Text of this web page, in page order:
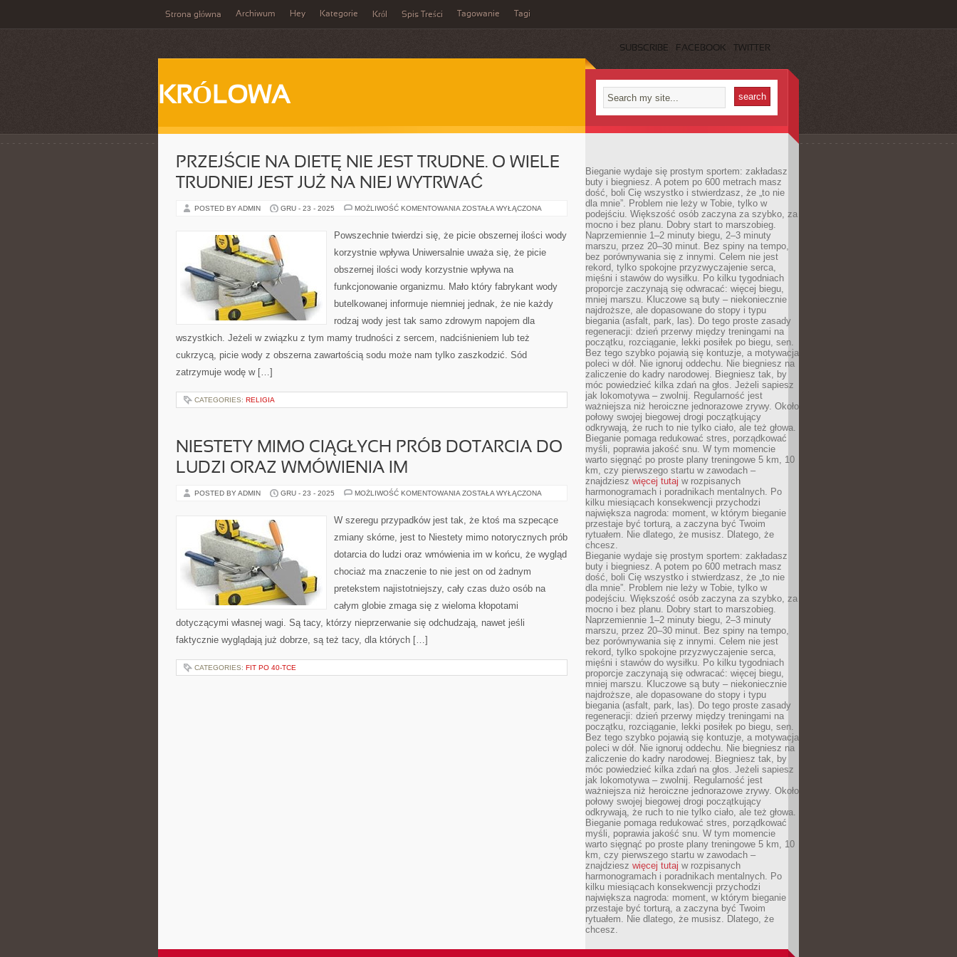
Strona główna Archiwum Hey Kategorie Król Spis Treści Tagowanie Tagi
SUBSCRIBE FACEBOOK TWITTER
KRÓLOWA
PRZEJŚCIE NA DIETĘ NIE JEST TRUDNE. O WIELE
TRUDNIEJ JEST JUŻ NA NIEJ WYTRWAĆ
POSTED BY ADMIN GRU - 23 - 2025 MOŻLIWOŚĆ KOMENTOWANIA PRZEJŚCIE
NIE
JEST
O
TRUDNIEJ
JUŻ
NIEJ
WYTRWAĆ
ZOSTAŁA WYŁĄCZONA
Powszechnie twierdzi się, że picie obszernej ilości wody
korzystnie wpływa Uniwersalnie uważa się, że picie
obszernej ilości wody korzystnie wpływa na
funkcjonowanie organizmu. Mało który fabrykant wody
butelkowanej informuje niemniej jednak, że nie każdy
rodzaj wody jest tak samo zdrowym napojem dla
wszystkich. Jeżeli w związku z tym mamy trudności z sercem, nadciśnieniem lub też
cukrzycą, picie wody z obszerna zawartością sodu może nam tylko zaszkodzić. Sód
zatrzymuje wodę w […]
CATEGORIES: RELIGIA
NIESTETY MIMO CIĄGŁYCH PRÓB DOTARCIA DO
LUDZI ORAZ WMÓWIENIA IM
POSTED BY ADMIN GRU - 23 - 2025 MOŻLIWOŚĆ KOMENTOWANIA NIESTETY
PRÓB
DOTARCIA
LUDZI
WMÓWIENIA
ZOSTAŁA WYŁĄCZONA
W szeregu przypadków jest tak, że ktoś ma szpecące
zmiany skórne, jest to Niestety mimo notorycznych prób
dotarcia do ludzi oraz wmówienia im w końcu, że wygląd
chociaż ma znaczenie to nie jest on od żadnym
pretekstem najistotniejszy, cały czas dużo osób na
całym globie zmaga się z wieloma kłopotami
dotyczącymi własnej wagi. Są tacy, którzy nieprzerwanie się odchudzają, nawet jeśli
faktycznie wyglądają już dobrze, są też tacy, dla których […]
CATEGORIES: FIT PO 40-TCE
Bieganie wydaje się prostym sportem: zakładasz
buty i biegniesz. A potem po 600 metrach masz
dość, boli Cię wszystko i stwierdzasz, że „to nie
dla mnie”. Problem nie leży w Tobie, tylko w
podejściu. Większość osób zaczyna za szybko, za
mocno i bez planu. Dobry start to marszobieg.
Naprzemiennie 1–2 minuty biegu, 2–3 minuty
marszu, przez 20–30 minut. Bez spiny na tempo,
bez porównywania się z innymi. Celem nie jest
rekord, tylko spokojne przyzwyczajenie serca,
mięśni i stawów do wysiłku. Po kilku tygodniach
proporcje zaczynają się odwracać: więcej biegu,
mniej marszu. Kluczowe są buty – niekoniecznie
najdroższe, ale dopasowane do stopy i typu
biegania (asfalt, park, las). Do tego proste zasady
regeneracji: dzień przerwy między treningami na
początku, rozciąganie, lekki posiłek po biegu, sen.
Bez tego szybko pojawią się kontuzje, a motywacja
poleci w dół. Nie ignoruj oddechu. Nie biegniesz na
zaliczenie do kadry narodowej. Biegniesz tak, by
móc powiedzieć kilka zdań na głos. Jeżeli sapiesz
jak lokomotywa – zwolnij. Regularność jest
ważniejsza niż heroiczne jednorazowe zrywy. Około
połowy swojej biegowej drogi początkujący
odkrywają, że ruch to nie tylko ciało, ale też głowa.
Bieganie pomaga redukować stres, porządkować
myśli, poprawia jakość snu. W tym momencie
warto sięgnąć po proste plany treningowe 5 km, 10
km, czy pierwszego startu w zawodach –
znajdziesz więcej tutaj w rozpisanych
harmonogramach i poradnikach mentalnych. Po
kilku miesiącach konsekwencji przychodzi
największa nagroda: moment, w którym bieganie
przestaje być torturą, a zaczyna być Twoim
rytuałem. Nie dlatego, że musisz. Dlatego, że
chcesz.
Bieganie wydaje się prostym sportem: zakładasz
buty i biegniesz. A potem po 600 metrach masz
dość, boli Cię wszystko i stwierdzasz, że „to nie
dla mnie”. Problem nie leży w Tobie, tylko w
podejściu. Większość osób zaczyna za szybko, za
mocno i bez planu. Dobry start to marszobieg.
Naprzemiennie 1–2 minuty biegu, 2–3 minuty
marszu, przez 20–30 minut. Bez spiny na tempo,
bez porównywania się z innymi. Celem nie jest
rekord, tylko spokojne przyzwyczajenie serca,
mięśni i stawów do wysiłku. Po kilku tygodniach
proporcje zaczynają się odwracać: więcej biegu,
mniej marszu. Kluczowe są buty – niekoniecznie
najdroższe, ale dopasowane do stopy i typu
biegania (asfalt, park, las). Do tego proste zasady
regeneracji: dzień przerwy między treningami na
początku, rozciąganie, lekki posiłek po biegu, sen.
Bez tego szybko pojawią się kontuzje, a motywacja
poleci w dół. Nie ignoruj oddechu. Nie biegniesz na
zaliczenie do kadry narodowej. Biegniesz tak, by
móc powiedzieć kilka zdań na głos. Jeżeli sapiesz
jak lokomotywa – zwolnij. Regularność jest
ważniejsza niż heroiczne jednorazowe zrywy. Około
połowy swojej biegowej drogi początkujący
odkrywają, że ruch to nie tylko ciało, ale też głowa.
Bieganie pomaga redukować stres, porządkować
myśli, poprawia jakość snu. W tym momencie
warto sięgnąć po proste plany treningowe 5 km, 10
km, czy pierwszego startu w zawodach –
znajdziesz więcej tutaj w rozpisanych
harmonogramach i poradnikach mentalnych. Po
kilku miesiącach konsekwencji przychodzi
największa nagroda: moment, w którym bieganie
przestaje być torturą, a zaczyna być Twoim
rytuałem. Nie dlatego, że musisz. Dlatego, że
chcesz.